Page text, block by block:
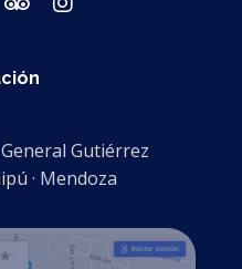
Gutiérrez
· Mendoza